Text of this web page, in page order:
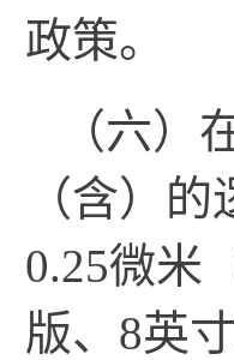
政策。
（六）
（含）
0.25微米
版、8英